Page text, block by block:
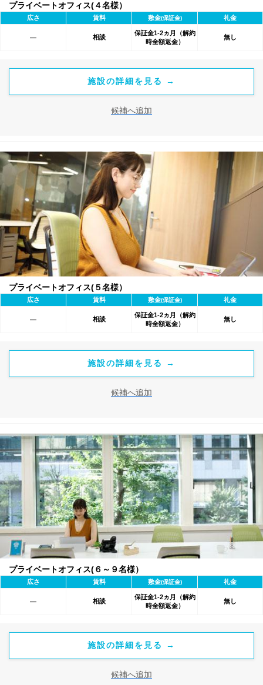
プライベートオフィス(４名様）
広さ 賃料 敷金(保証金) 礼金
― 相談
保証金1-2ヵ月（解約
時全額返金）
無し
施設の詳細を見る →
候補へ追加
プライベートオフィス(５名様）
広さ 賃料 敷金(保証金) 礼金
― 相談
保証金1-2ヵ月（解約
時全額返金）
無し
施設の詳細を見る →
候補へ追加
プライベートオフィス(６～９名様）
広さ 賃料 敷金(保証金) 礼金
― 相談
保証金1-2ヵ月（解約
時全額返金）
無し
施設の詳細を見る →
候補へ追加